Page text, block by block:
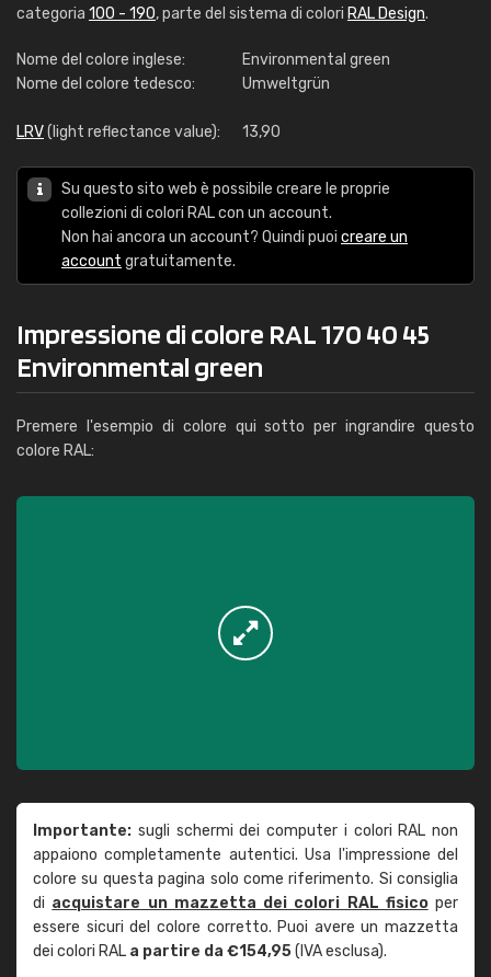
categoria 100 - 190, parte del sistema di colori RAL Design.
Nome del colore inglese:
Environmental green
Nome del colore tedesco:
Umweltgrün
LRV(light reflectance value): 13,90
Su questo sito web è possibile creare le proprie
collezioni di colori RAL con un account.
Non hai ancora un account? Quindi puoi creare un
account gratuitamente.
Impressione di colore RAL 170 40 45
Environmental green
Premere l'esempio di colore qui sotto per ingrandire questo
colore RAL:
Importante: sugli schermi dei computer i colori RAL non
appaiono completamente autentici. Usa l'impressione del
colore su questa pagina solo come riferimento. Si consiglia
di acquistare un mazzetta dei colori RAL fisicoper
essere sicuri del colore corretto. Puoi avere un mazzetta
dei colori RAL a partire da €154,95(IVA esclusa).